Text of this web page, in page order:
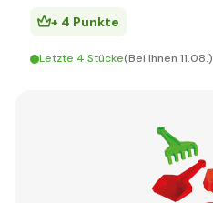
+ 4 Punkte
Letzte 4 Stücke(Bei Ihnen 11.08.)